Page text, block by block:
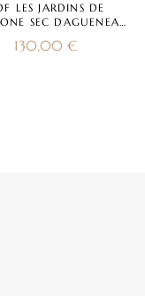
LES JARDINS DE
SEC DAGUENEAU
130,00 €